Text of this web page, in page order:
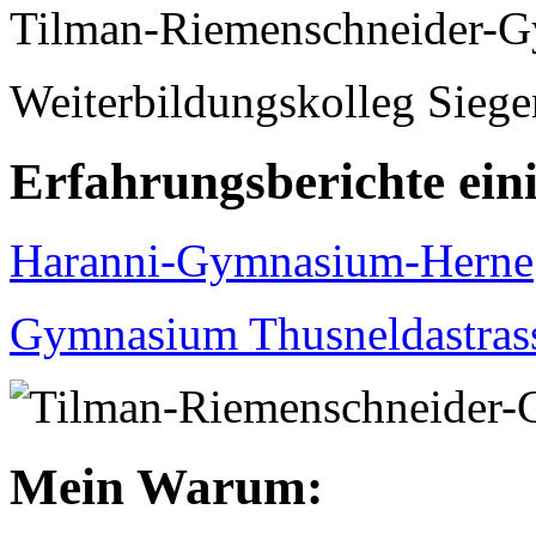
Tilman-Riemenschneider-
Weiterbildungskolleg
Erfahrungsberichte
Haranni-Gymnasium-Herne
Gymnasium
Mein Warum: